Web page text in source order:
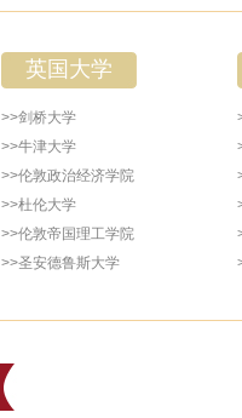
英国大学
>>剑桥大学
>>牛津大学
>>伦敦政治经济学院
>>杜伦大学
>>伦敦帝国理工学院
>>圣安德鲁斯大学